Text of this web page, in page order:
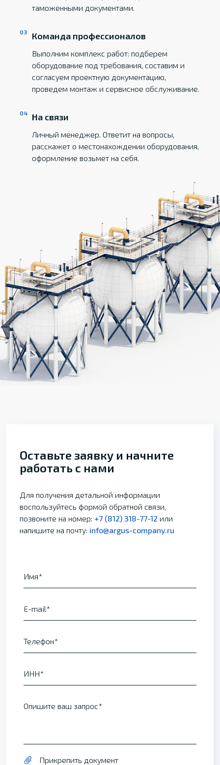
таможенными документами.
Команда профессионалов
Выполним комплекс работ: подберем
оборудование под требования, составим и
согласуем проектную документацию,
проведем монтаж и сервисное обслуживание.
На связи
Личный менеджер. Ответит на вопросы,
расскажет о местонахождении оборудования,
оформление возьмет на себя.
Оставьте заявку и начните
работать с нами
Для получения детальной информации
воспользуйтесь формой обратной связи,
позвоните на номер: +7 (812) 318-77-12 или
напишите на почту: info@argus-company.ru
Имя
E-mail
Телефон
ИНН
Опишите ваш запрос
Прикрепить документ